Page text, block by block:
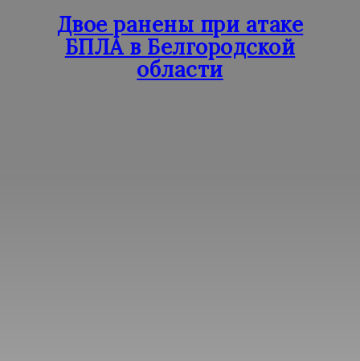
Двое ранены при атаке
БПЛА в Белгородской
области